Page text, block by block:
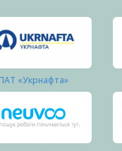
ПАТ «Укрнафта»